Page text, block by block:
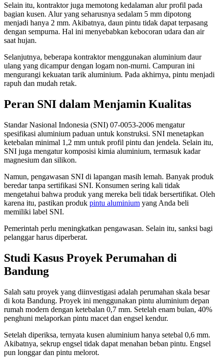
Selain itu, kontraktor juga memotong kedalaman alur profil pada
bagian kusen. Alur yang seharusnya sedalam 5 mm dipotong
menjadi hanya 2 mm. Akibatnya, daun pintu tidak dapat terpasang
dengan sempurna. Hal ini menyebabkan kebocoran udara dan air
saat hujan.
Selanjutnya, beberapa kontraktor menggunakan aluminium daur
ulang yang dicampur dengan logam non-murni. Campuran ini
mengurangi kekuatan tarik aluminium. Pada akhirnya, pintu menjadi
rapuh dan mudah retak.
Peran SNI dalam Menjamin Kualitas
Standar Nasional Indonesia (SNI) 07-0053-2006 mengatur
spesifikasi aluminium paduan untuk konstruksi. SNI menetapkan
ketebalan minimal 1,2 mm untuk profil pintu dan jendela. Selain itu,
SNI juga mengatur komposisi kimia aluminium, termasuk kadar
magnesium dan silikon.
Namun, pengawasan SNI di lapangan masih lemah. Banyak produk
beredar tanpa sertifikasi SNI. Konsumen sering kali tidak
mengetahui bahwa produk yang mereka beli tidak bersertifikat. Oleh
karena itu, pastikan produk pintu aluminium yang Anda beli
memiliki label SNI.
Pemerintah perlu meningkatkan pengawasan. Selain itu, sanksi bagi
pelanggar harus diperberat.
Studi Kasus Proyek Perumahan di
Bandung
Salah satu proyek yang diinvestigasi adalah perumahan skala besar
di kota Bandung. Proyek ini menggunakan pintu aluminium depan
rumah modern dengan ketebalan 0,7 mm. Setelah enam bulan, 40%
penghuni melaporkan pintu macet dan engsel kendur.
Setelah diperiksa, ternyata kusen aluminium hanya setebal 0,6 mm.
Akibatnya, sekrup engsel tidak dapat menahan beban pintu. Engsel
pun longgar dan pintu melorot.